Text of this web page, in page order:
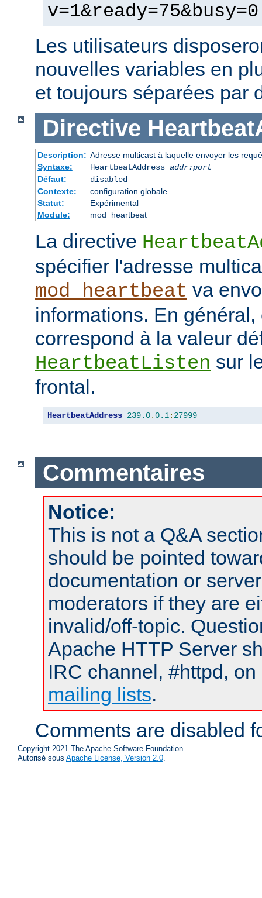
v=1&ready=75&busy=0
Les utilisateurs
nouvelles variables en
et toujours séparées par
Directive
Description: Adresse multicast à laquelle envoyer les
Syntaxe:
HeartbeatAddress addr:port
Défaut:
disabled
Contexte:
configuration globale
Statut:
Expérimental
Module:
mod_heartbeat
La directive
spécifier l'adresse
mod_heartbeat va
informations. En
correspond à la valeur
HeartbeatListen sur
frontal.
HeartbeatAddress 239.0.0.1: 27999
Commentaires
Notice:
This is not a Q&A
should be pointed
documentation or
moderators if they are
invalid/off-topic.
Apache HTTP Server
IRC channel, #httpd,
mailing lists.
Comments are disabled
Copyright 2021 The Apache Software Foundation.
Autorisé sous Apache License, Version 2.0.